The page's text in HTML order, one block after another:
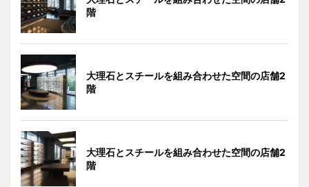
階
大理石とスチールを組み合わせた空間の店舗2
階
大理石とスチールを組み合わせた空間の店舗2
階